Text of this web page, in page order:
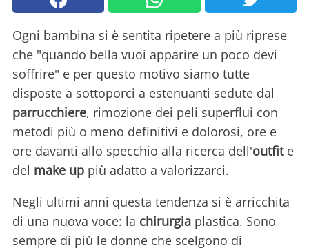
Ogni bambina si è sentita ripetere a più riprese
che "quando bella vuoi apparire un poco devi
soffrire" e per questo motivo siamo tutte
disposte a sottoporci a estenuanti sedute dal
parrucchiere, rimozione dei peli superflui con
metodi più o meno definitivi e dolorosi, ore e
ore davanti allo specchio alla ricerca dell'outfite
del make up più adatto a valorizzarci.
Negli ultimi anni questa tendenza si è arricchita
di una nuova voce: la chirurgia plastica. Sono
sempre di più le donne che scelgono di